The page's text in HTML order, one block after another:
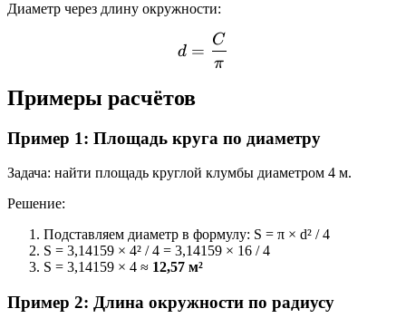
Диаметр через длину окружности:
d = \frac{C}{\pi}
d =
π
C
Примеры расчётов
Пример 1: Площадь круга по диаметру
Задача: найти площадь круглой клумбы диаметром 4 м.
Решение:
Подставляем диаметр в формулу: S = π × d² / 4
S = 3,14159 × 4² / 4 = 3,14159 × 16 / 4
S = 3,14159 × 4 ≈ 12,57 м²
Пример 2: Длина окружности по радиусу